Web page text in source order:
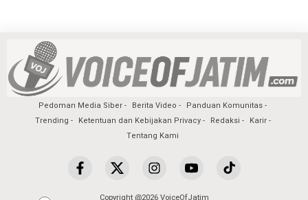
Pedoman Media Siber Berita Video
Panduan Komunitas
Trending
Ketentuan dan Kebijakan Privacy Redaksi
Karir
Tentang Kami
Copyright @2026 VoiceOfJatim